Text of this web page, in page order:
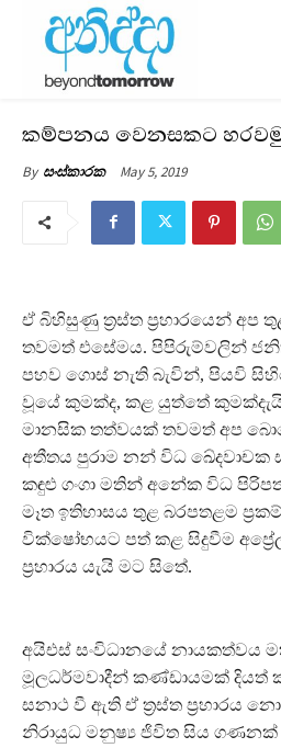
කම්පනය වෙනසකට
By සංස්කාරක May 5, 2019
ඒ බිහිසුණු ත්‍රස්ත ප්‍රහාරයෙන් අප
තවමත් එසේමය. පිපිරුම්වලින්
පහව ගොස් නැති බැවින්, පියවි
වූයේ කුමක්ද, කළ යුත්තේ
මානසික තත්වයක් තවමත් අප
අතීතය පුරාම නන් විධ
කඳුළු ගංගා මතින් අනේක විධ
මෑත ඉතිහාසය තුළ බරපතළම
වික්ෂෝභයට පත් කළ සිදුවීම අප්‍රේල්
ප්‍රහාරය යැයි මට සිතේ.
අයිඑස් සංවිධානයේ නායකත්වය
මූලධර්මවාදීන් කණ්ඩායමක් දියත්
සනාථ වී ඇති ඒ ත්‍රස්ත ප්‍රහාරය
නිරායුධ මනුෂ්‍ය ජිවිත සිය ගණනක්